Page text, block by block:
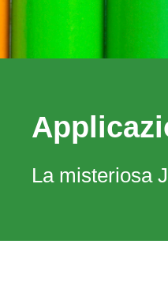
La misteriosa